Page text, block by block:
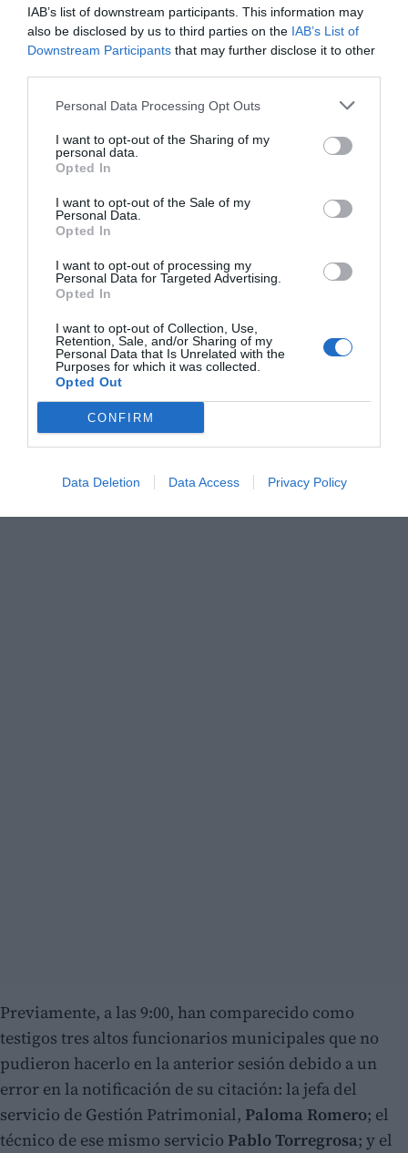
IAB’s list of downstream participants. This information may
also be disclosed by us to third parties on the IAB’s List of
Downstream Participants that may further disclose it to other
Personal Data Processing Opt Outs
I want to opt-out of the Sharing of my
personal data.
Opted In
I want to opt-out of the Sale of my
Personal Data.
Opted In
I want to opt-out of processing my
Personal Data for Targeted Advertising.
Opted In
I want to opt-out of Collection, Use,
Retention, Sale, and/or Sharing of my
Personal Data that Is Unrelated with the
Purposes for which it was collected.
Opted Out
CONFIRM
Data Deletion Data Access Privacy Policy
comparecerán como investigadas, asistidas por sus
respectivos abogados.
este miércoles: elarquitecto municipal Francisco
y elpromotor de la cooperativa Francisco
Ordiñana, administrador único de la mercantil
Fraorgi. También ha sido llamado
Roberto Palencia
inicialmente de su cargo por ser adjudicatario de otra
vivienda a través de su pareja sentimental, arquitecta
del consistorio, y que fue el encargado de visar y
examinar los expedientes en su condición de jefe de la
Sección de Vivienda Protegida de la delegación
territorial autonómica.
Previamente, a las 9:00, han comparecido como
testigos tres altos funcionarios municipales que no
pudieron hacerlo en la anterior sesión debido a un
error en la notificación de su citación: la jefa del
servicio de Gestión Patrimonial, Paloma Romero; el
técnico de ese mismo servicio Pablo Torregrosa; y el